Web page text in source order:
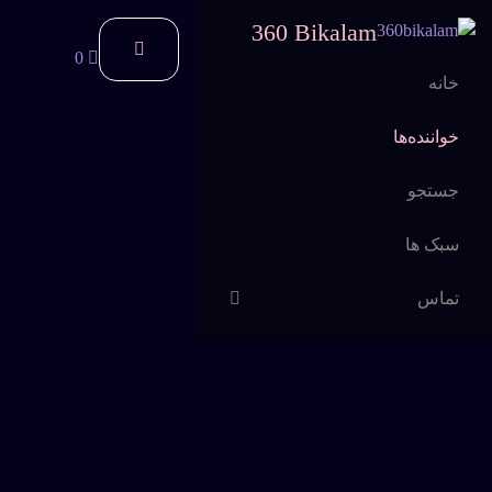
360 Bikalam
خانه
خواننده‌ها
جستجو
سبک ها
تماس
0